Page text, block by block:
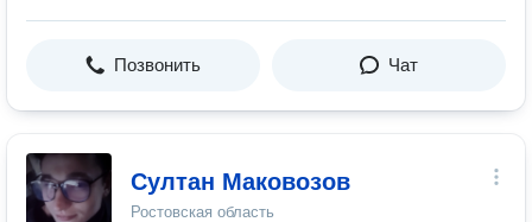
Позвонить Чат
Султан Маковозов
Ростовская область